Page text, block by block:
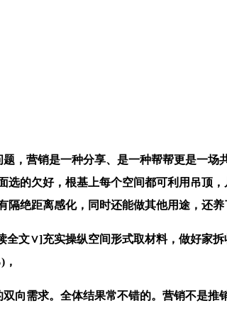
营销是一种分享、是一种帮帮更是一场
的欠好，根基上每个空间都可利用吊顶
绝距离感化，同时还能做其他用途，还养
∨]充实操纵空间形式取材料，做好家
需求。全体结果常不错的。营销不是推